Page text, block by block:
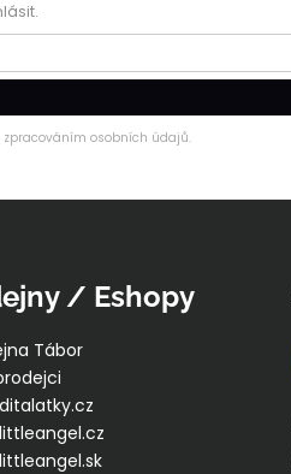
osobních údajů.
/ Eshopy
Tábor